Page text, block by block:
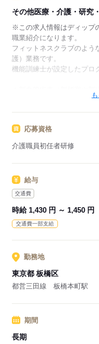
★ご利用メリット
日本最大級の求人情報
介｡
履歴書作成のアドバイ
お給料、お休み、入職
費用は一切かかりませ
その他医療・介護・研究
※この求人情報はディップ
職業紹介になります。
フィットネスクラブのよう
護）業務です。
機能訓練士が設定したプロ
ン病、整形外科的疾患など
練に特化したデイサービス
■主な業務内容
・マシントレーニングなど
・送迎業務
※機能訓練に特化したデイ
入浴の介助はありません。
業界シェアトップクラスの
福利厚生や研修制度などが
応募資格
介護職員初任者研修
給与
交通費
時給 1,430 円 ～ 1,450 円
交通費一部支給
勤務地
東京都 板橋区
都営三田線 板橋本町駅
期間
長期